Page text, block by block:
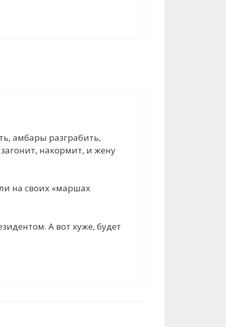
амбары разграбить,
накормит, и жену
на своих «маршах
А вот хуже, будет